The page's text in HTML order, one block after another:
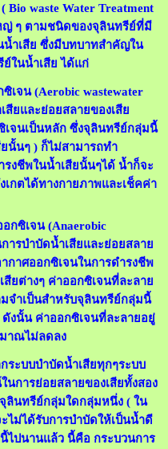
Bio waste Water Treatment
ญ่ ๆ ตามชนิดของจุลินทรีย์ที่มี
น้ำเสีย ซึ่งมีบทบาทสำคัญใน
ในน้ำเสีย ได้แก่
เจน (Aerobic wastewater
สียและย่อยสลายของเสีย
เจนเป็นหลักซึ่งจุลินทรีย์กลุ่มนี้
นั้นๆ ) ก็ไม่สามารถทำ
งชีพในน้ำเสียนั้นๆได้ น้ำก็จะ
เกตได้ทางกายภาพและเช็คค่า
กซิเจน (Anaerobic
ารบำบัดน้ำเสียและย่อยสลาย
กาศออกซิเจนในการดำรงชีพ
ยต่างๆ ค่าออกซิเจนที่ละลาย
จำเป็นสำหรับจุลินทรีย์กลุ่มนี้
ดังนั้น ค่าออกซิเจนที่ละลายอยู่
าณไม่ลดลง
ระบบบำบัดน้ำเสียทุกๆระบบ
การย่อยสลายของเสียทั้งสอง
ลินทรีย์กลุ่มใดกลุ่มหนึ่ง ( ใน
ไม่ได้รับการบำบัดให้เป็นน้ำดี
ไปนานแล้ว นี้คือ กระบวนการ